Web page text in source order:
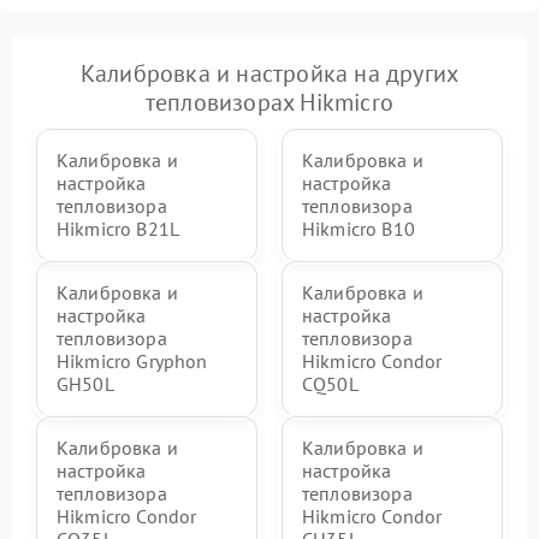
Калибровка и настройка на других
тепловизорах Hikmicro
Калибровка и
настройка
тепловизора
Hikmicro B21L
Калибровка и
настройка
тепловизора
Hikmicro B10
Калибровка и
настройка
тепловизора
Hikmicro Gryphon
GH50L
Калибровка и
настройка
тепловизора
Hikmicro Condor
CQ50L
Калибровка и
настройка
тепловизора
Hikmicro Condor
Калибровка и
настройка
тепловизора
Hikmicro Condor